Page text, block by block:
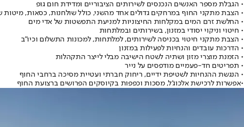
• הגבלת מספר האנשים הנכנסים לשירותים הציבוריים ומדידת חום גופ
• הצבת מתקני החוף במרחקים גדולים אחד מהשני, כולל שולחנות, כסאות, מיטות
• החלשת זרם המים במקלחות החיצוניות למניעת התפשטות של אדי מים
• חיטוי וניקוי יסודי במזנון, בשירותים ובמלתחות
• הצבת מתקני חיטוי בכניסה לשירותים, למלתחות, למכונות התשלום וכיו"ב
• הדרכות עובדים והנחיות לפעילות במזנון
• הזמנת מוצרי מזון ושתיה לשטח הישיבה מבלי לייצר התקהלות
• תפריטים חד-פעמיים מודפסים על נייר
• הנגשת ההנחיות לשטיפת ידיים, ריחוק חברתי ועטיית מסיכה ברחבי החוף
•אפשרות לרכישת אלכוג'ל, מסכות וכפפות בקיוסקים הפרושים ברצועת החוף